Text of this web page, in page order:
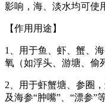
影响，海、淡水均可使
【作用用途】
1、用于鱼、虾、蟹、
氧（如浮头、游塘、偷
2、用于虾蟹塘、参圈
及海参“肿嘴”、“漂参”